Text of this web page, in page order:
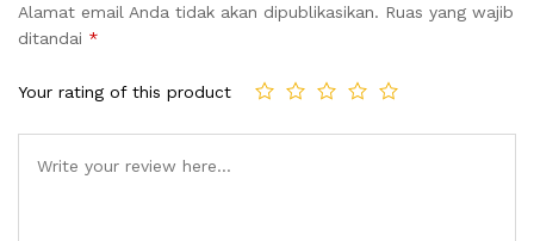
Alamat email Anda tidak akan dipublikasikan. Ruas yang wajib
ditandai *
Your rating of this product